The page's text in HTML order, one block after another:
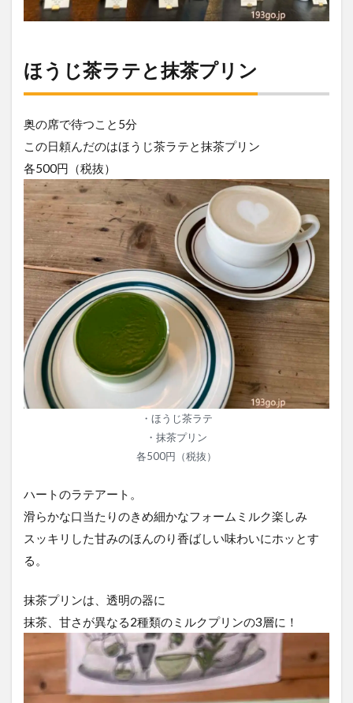
ほうじ茶ラテと抹茶プリン
奥の席で待つこと5分
この日頼んだのはほうじ茶ラテと抹茶プリン
各500円（税抜）
・ほうじ茶ラテ
・抹茶プリン
各500円（税抜）
ハートのラテアート。
滑らかな口当たりのきめ細かなフォームミルク楽しみ
スッキリした甘みのほんのり香ばしい味わいにホッとす
る。
抹茶プリンは、透明の器に
抹茶、甘さが異なる2種類のミルクプリンの3層に！